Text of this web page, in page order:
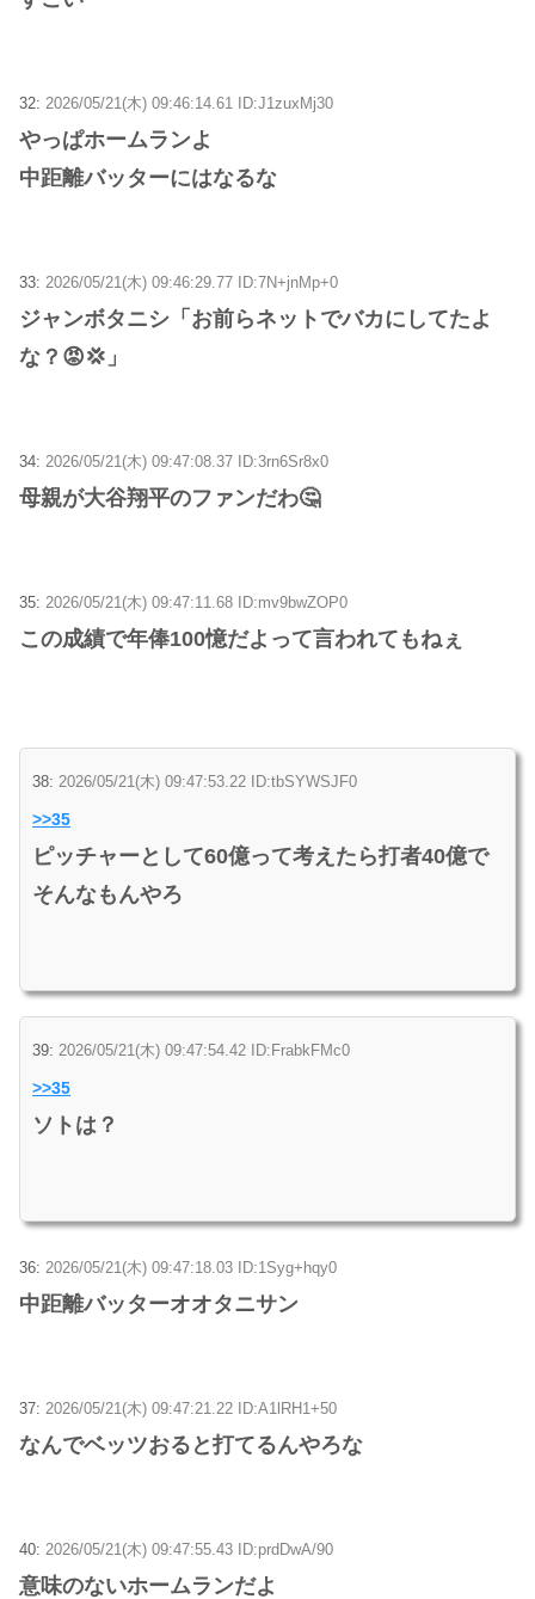
32: 2026/05/21(木) 09:46:14.61 ID:J1zuxMj30
やっぱホームランよ
中距離バッターにはなるな
33: 2026/05/21(木) 09:46:29.77 ID:7N+jnMp+0
ジャンボタニシ「お前らネットでバカにしてたよ
な？😡💢」
34: 2026/05/21(木) 09:47:08.37 ID:3rn6Sr8x0
母親が大谷翔平のファンだわ🤔
35: 2026/05/21(木) 09:47:11.68 ID:mv9bwZOP0
この成績で年俸100憶だよって言われてもねぇ
38: 2026/05/21(木) 09:47:53.22 ID:tbSYWSJF0
>>35
ピッチャーとして60億って考えたら打者40億で
そんなもんやろ
39: 2026/05/21(木) 09:47:54.42 ID:FrabkFMc0
>>35
ソトは？
36: 2026/05/21(木) 09:47:18.03 ID:1Syg+hqy0
中距離バッターオオタニサン
37: 2026/05/21(木) 09:47:21.22 ID:A1lRH1+50
なんでベッツおると打てるんやろな
40: 2026/05/21(木) 09:47:55.43 ID:prdDwA/90
意味のないホームランだよ